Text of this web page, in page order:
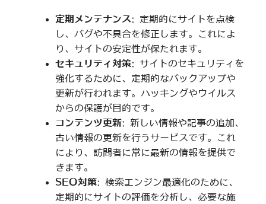
定期メンテナンス: 定期的にサイトを点検
し、バグや不具合を修正します。これによ
り、サイトの安定性が保たれます。
セキュリティ対策: サイトのセキュリティを
強化するために、定期的なバックアップや
更新が行われます。ハッキングやウイルス
からの保護が目的です。
コンテンツ更新: 新しい情報や記事の追加、
古い情報の更新を行うサービスです。これ
により、訪問者に常に最新の情報を提供で
きます。
SEO対策: 検索エンジン最適化のために、
定期的にサイトの評価を分析し、必要な施